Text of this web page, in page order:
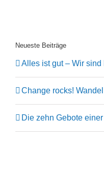
Neueste Beiträge
Alles ist gut – Wir sind
Change rocks!
Die zehn Gebote